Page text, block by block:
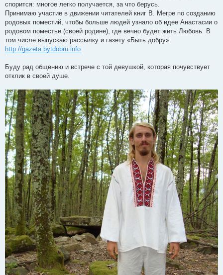
спорится: многое легко получается, за что берусь.
Принимаю участие в движении читателей книг В. Мегре по созданию
родовых поместий, чтобы больше людей узнало об идее Анастасии о
родовом поместье (своей родине), где вечно будет жить Любовь. В
том числе выпускаю рассылку и газету «Быть добру»
http://gazeta.bytdobru.info
Буду рад общению и встрече с той девушкой, которая почувствует
отклик в своей душе.